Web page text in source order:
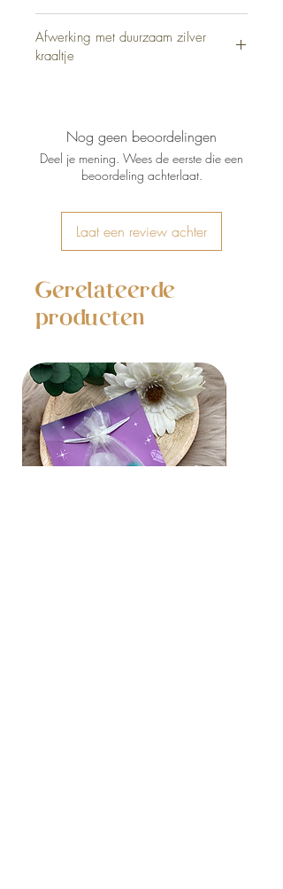
Afwerking met duurzaam zilver
kraaltje
Nog geen beoordelingen
Deel je mening. Wees de eerste die een
beoordeling achterlaat.
Laat een review achter
Gerelateerde
producten